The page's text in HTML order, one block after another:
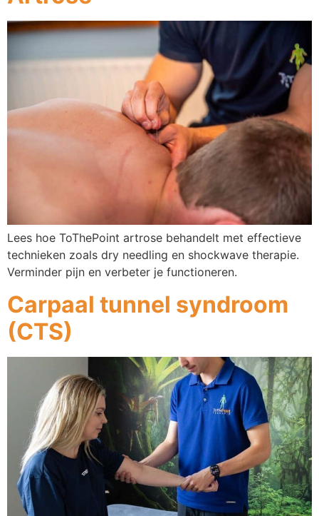
Lees hoe ToThePoint artrose behandelt met effectieve
technieken zoals dry needling en shockwave therapie.
Verminder pijn en verbeter je functioneren.
Carpaal tunnel syndroom
(CTS)